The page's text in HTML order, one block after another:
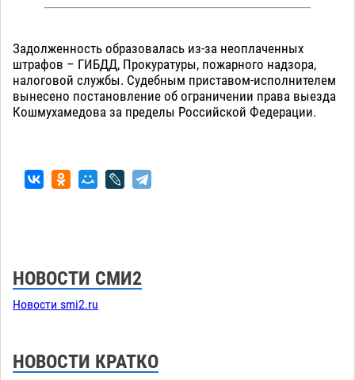
Задолженность образовалась из-за неоплаченных
штрафов – ГИБДД, Прокуратуры, пожарного надзора,
налоговой службы. Судебным приставом-исполнителем
вынесено постановление об ограничении права выезда
Кошмухамедова за пределы Российской Федерации.
НОВОСТИ СМИ2
Новости smi2.ru
НОВОСТИ КРАТКО